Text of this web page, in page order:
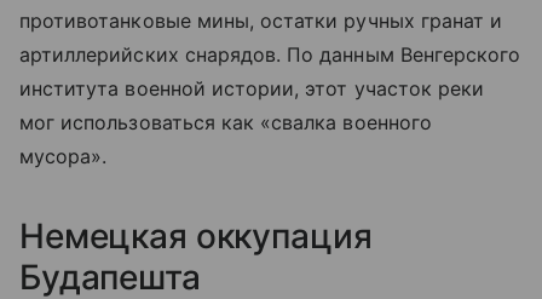
противотанковые мины, остатки ручных гранат и
артиллерийских снарядов. По данным Венгерского
института военной истории, этот участок реки
мог использоваться как «свалка военного
мусора».
Немецкая оккупация
Будапешта